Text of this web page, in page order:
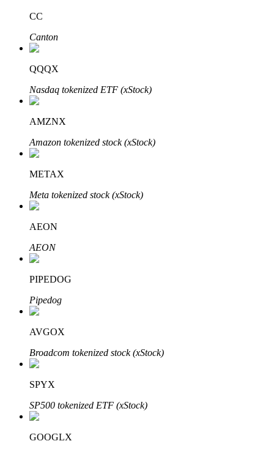
Investimento Automático
Obtenha lucro a longo prazo e interesses flexíveis
Aprenda a apostar
Aprenda como ganhar renda passiva
Bitrue
Parceiros Bitrue
CC
Canton
QQQX
Nasdaq tokenized ETF (xStock)
AMZNX
Amazon tokenized stock (xStock)
METAX
Meta tokenized stock (xStock)
AEON
AEON
PIPEDOG
Pipedog
AVGOX
Broadcom tokenized stock (xStock)
SPYX
SP500 tokenized ETF (xStock)
GOOGLX